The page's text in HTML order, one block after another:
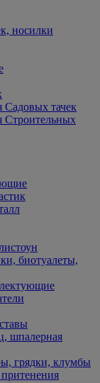
носилки
тачек
биотуалеты,
шпалерная
грядки, клумбы